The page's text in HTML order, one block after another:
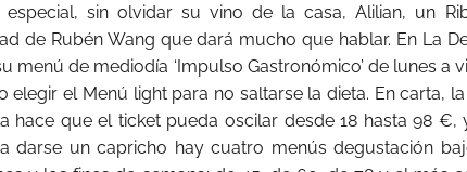
especial, sin olvidar su vino de la casa, Alilian, un
de Rubén Wang que dará mucho que hablar. En La
menú de mediodía ‘Impulso Gastronómico’ de lunes a
elegir el Menú light para no saltarse la dieta. En carta,
hace que el ticket pueda oscilar desde 18 hasta 98 €,
darse un capricho hay cuatro menús degustación